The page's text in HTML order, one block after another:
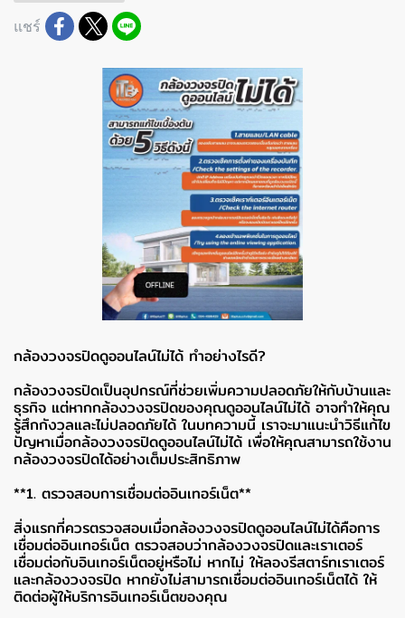
แชร์
กล้องวงจรปิดดูออนไลน์ไม่ได้ ทำอย่างไรดี?
กล้องวงจรปิดเป็นอุปกรณ์ที่ช่วยเพิ่มความปลอดภัยให้กับบ้านและ
ธุรกิจ แต่หากกล้องวงจรปิดของคุณดูออนไลน์ไม่ได้ อาจทำให้คุณ
รู้สึกกังวลและไม่ปลอดภัยได้ ในบทความนี้ เราจะมาแนะนำวิธีแก้ไข
ปัญหาเมื่อกล้องวงจรปิดดูออนไลน์ไม่ได้ เพื่อให้คุณสามารถใช้งาน
กล้องวงจรปิดได้อย่างเต็มประสิทธิภาพ
**1. ตรวจสอบการเชื่อมต่ออินเทอร์เน็ต**
สิ่งแรกที่ควรตรวจสอบเมื่อกล้องวงจรปิดดูออนไลน์ไม่ได้คือการ
เชื่อมต่ออินเทอร์เน็ต ตรวจสอบว่ากล้องวงจรปิดและเราเตอร์
เชื่อมต่อกับอินเทอร์เน็ตอยู่หรือไม่ หากไม่ ให้ลองรีสตาร์ทเราเตอร์
และกล้องวงจรปิด หากยังไม่สามารถเชื่อมต่ออินเทอร์เน็ตได้ ให้
ติดต่อผู้ให้บริการอินเทอร์เน็ตของคุณ